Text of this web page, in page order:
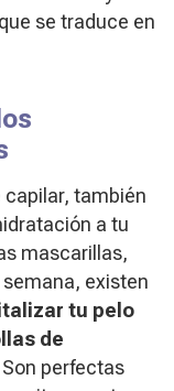
se traduce en
también
a tu
mascarillas,
existen
tu pelo
de
Son perfectas